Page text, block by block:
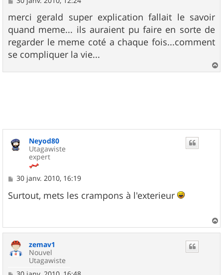
s
s
a
g
e
merci gerald super explication fallait le savoir
quand meme... ils auraient pu faire en sorte de
regarder le meme coté a chaque fois...comment
se compliquer la vie...
a
Neyod80
Utagawiste
expert
M
s
s
e
30 janv. 2010, 16:19
Surtout, mets les crampons à l'exterieur
a
zemav1
Nouvel
Utagawiste